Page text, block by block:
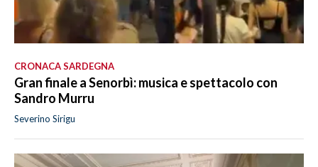
CRONACA SARDEGNA
Gran finale a Senorbì: musica e spettacolo con
Sandro Murru
Severino Sirigu